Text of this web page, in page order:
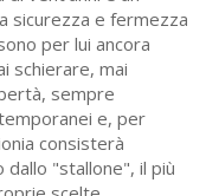
sicurezza e fermezza
per lui ancora
schierare, mai
sempre
e, per
consisterà
"stallone", il più